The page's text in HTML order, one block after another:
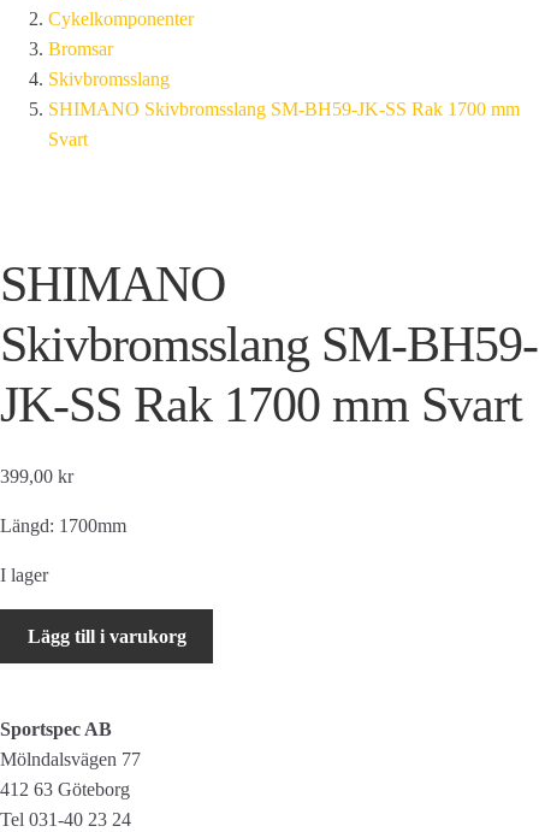
Cykelkomponenter
Bromsar
Skivbromsslang
SHIMANO Skivbromsslang SM-BH59-JK-SS Rak 1700 mm
Svart
SHIMANO
Skivbromsslang SM-BH59-
JK-SS Rak 1700 mm Svart
399,00 kr
Längd: 1700mm
I lager
SHIMANO
Skivbromsslang
JK-
Lägg till i varukorg
Sportspec AB
Mölndalsvägen 77
412 63 Göteborg
Tel 031-40 23 24